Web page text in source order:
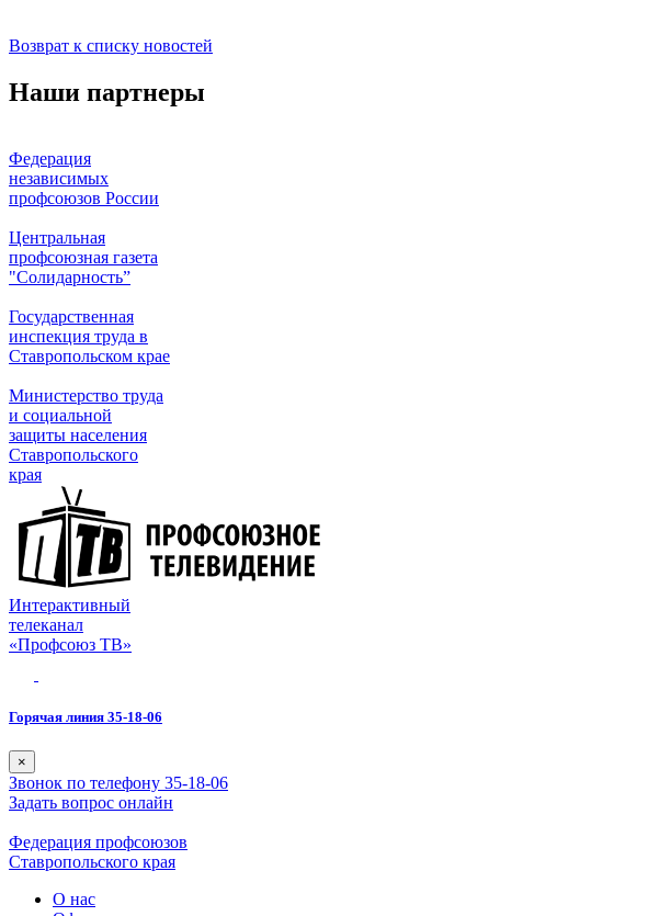
Возврат к списку новостей
Наши партнеры
Федерация
независимых
профсоюзов России
Центральная
профсоюзная газета
"Солидарность”
Государственная
инспекция труда в
Ставропольском крае
Министерство труда
и социальной
защиты населения
Ставропольского
края
Интерактивный
телеканал
«Профсоюз ТВ»
Горячая линия 35-18-06
×
Звонок по телефону 35-18-06
Задать вопрос онлайн
Федерация профсоюзов
Ставропольского края
О нас